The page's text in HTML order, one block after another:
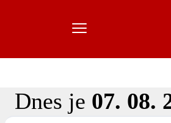
Dnes je 07. 08.